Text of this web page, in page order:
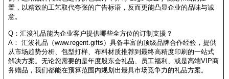
置，以精致的工艺取代夸张的广告标语，反而更能凸显企业的品味与诚
意。
Q：汇浚礼品能为企业客户提供哪些全方位的订制支援？
A： 汇浚礼品（www.regent.gifts）具备丰富的顶级品牌合作经验，提供
从市场趋势分析、包型打样、布料材质推荐到最终高精度印刷的一站式
解决方案。无论您需要的是年度股东会礼品、员工福利、或是高端VIP商
务赠品，我们都能在预算范围内规划出最具市场竞争力的礼品方案。